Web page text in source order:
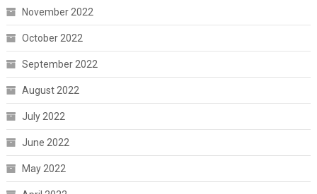
November 2022
October 2022
September 2022
August 2022
July 2022
June 2022
May 2022